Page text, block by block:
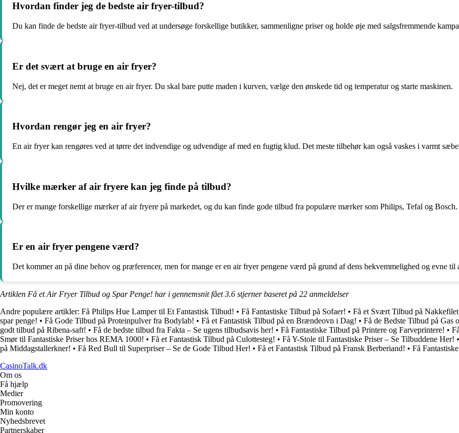
Hvordan finder jeg de bedste air fryer-tilbud?
Du kan finde de bedste air fryer-tilbud ved at undersøge forskellige butikker, sammenligne priser og holde øje med salgsfremmende
Er det svært at bruge en air fryer?
Nej, det er meget nemt at bruge en air fryer. Du skal bare putte maden i kurven, vælge den ønskede tid og temperatur og starte maskinen.
Hvordan rengør jeg en air fryer?
En air fryer kan rengøres ved at tørre det indvendige og udvendige af med en fugtig klud. Det meste tilbehør kan også vaskes i varmt
Hvilke mærker af air fryere kan jeg finde på tilbud?
Der er mange forskellige mærker af air fryere på markedet, og du kan finde gode tilbud fra populære mærker som Philips, Tefal og Bosch.
Er en air fryer pengene værd?
Det kommer an på dine behov og præferencer, men for mange er en air fryer pengene værd på grund af dens bekvemmelighed og evne til
Artiklen Få et Air Fryer Tilbud og Spar Penge! har i gennemsnit fået3.6 stjerner baseret på 22 anmeldelser
Andre populære artikler: Få Philips Hue Lamper til Et Fantastisk Tilbud! • Få Fantastiske Tilbud på Sofaer! • Få et Svært Tilbud på
spar penge! • Få Gode Tilbud på Proteinpulver fra Bodylab! • Få et Fantastisk Tilbud på en Brændeovn i Dag! • Få de Bedste Tilbud på Gas
godt tilbud på Ribena-saft! • Få de bedste tilbud fra Fakta – Se ugens tilbudsavis her! • Få Fantastiske Tilbud på Printere og Farveprintere! •
Smør til Fantastiske Priser hos REMA 1000! • Få et Fantastisk Tilbud på Culottesteg! • Få Y-Stole til Fantastiske Priser – Se Tilbuddene Her! •
på Middagstallerkner! • Få Red Bull til Superpriser – Se de Gode Tilbud Her! • Få et Fantastisk Tilbud på Fransk Berberiand! • Få
CasinoTalk.dk
Om os
Få hjælp
Medier
Promovering
Min konto
Nyhedsbrevet
Partnerskaber